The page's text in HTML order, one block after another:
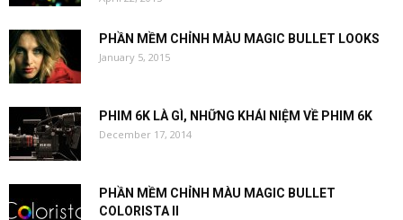
PHẦN MỀM CHỈNH MÀU MAGIC BULLET LOOKS
January 5, 2015
PHIM 6K LÀ GÌ, NHỮNG KHÁI NIỆM VỀ PHIM 6K
December 17, 2014
PHẦN MỀM CHỈNH MÀU MAGIC BULLET
COLORISTA II